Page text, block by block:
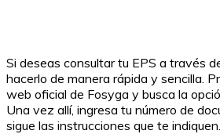
Si deseas consultar tu EPS a través
hacerlo de manera rápida y sencilla.
web oficial de Fosyga y busca la
Una vez allí, ingresa tu número de
sigue las instrucciones que te